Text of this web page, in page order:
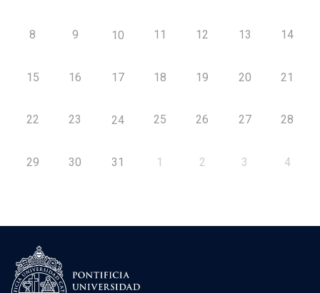
8 9 10 11 12 13 14
15 16 17 18 19 20 21
22 23 24 25 26 27 28
29 30 31 1 2 3 4